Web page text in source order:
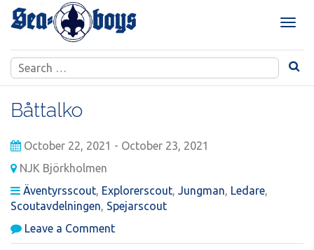
Skip
T
g
l
o
Search
for:
Båttalko
October 22, 2021 - October 23, 2021
NJK Björkholmen
Äventyrsscout, Explorerscout, Jungman, Ledare,
Scoutavdelningen, Spejarscout
Leave a Commenton
Båttalko